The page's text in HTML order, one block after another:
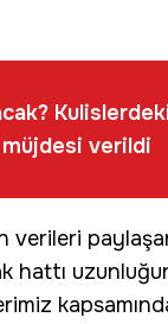
verildi
verileri
hattı